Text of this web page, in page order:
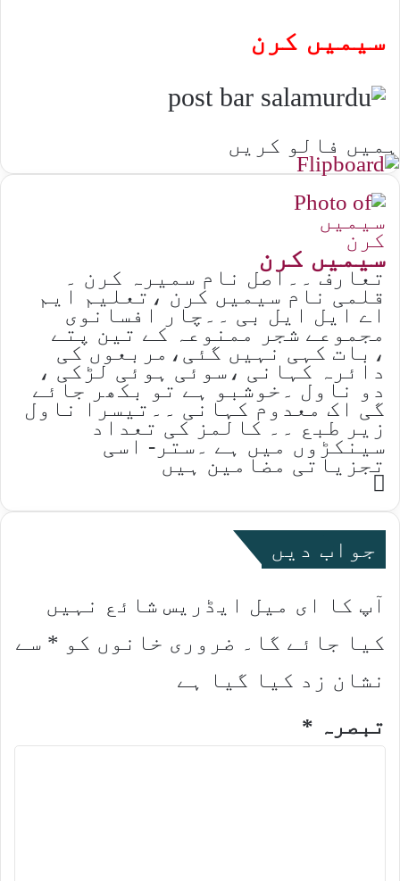
سیمیں کرن
ہمیں فالو کریں
سیمیں کرن
تعارف ۔۔اصل نام سمیرہ کرن ۔
قلمی نام سیمیں کرن ،تعلیم ایم
اے ایل ایل بی ۔۔چار افسانوی
مجموعے شجر ممنوعہ کے تین پتے
،بات کہی نہیں گئی،مربعوں کی
دائرہ کہانی ،سوئی ہوئی لڑکی ،
دو ناول ۔خوشبو ہے تو بکھر جائے
گی اک معدوم کہانی ۔۔تیسرا ناول
زیر طبع ۔۔ کالمز کی تعداد
سینکڑوں میں ہے ۔ستر- اسی
تجزیاتی مضامین ہیں
Website
جواب دیں
آپ کا ای میل ایڈریس شائع نہیں
کیا جائے گا۔
ضروری خانوں کو * سے
نشان زد کیا گیا ہے
تبصرہ *